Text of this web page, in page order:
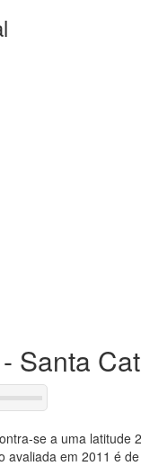
Santa
se a uma latitude
avaliada em 2011 é